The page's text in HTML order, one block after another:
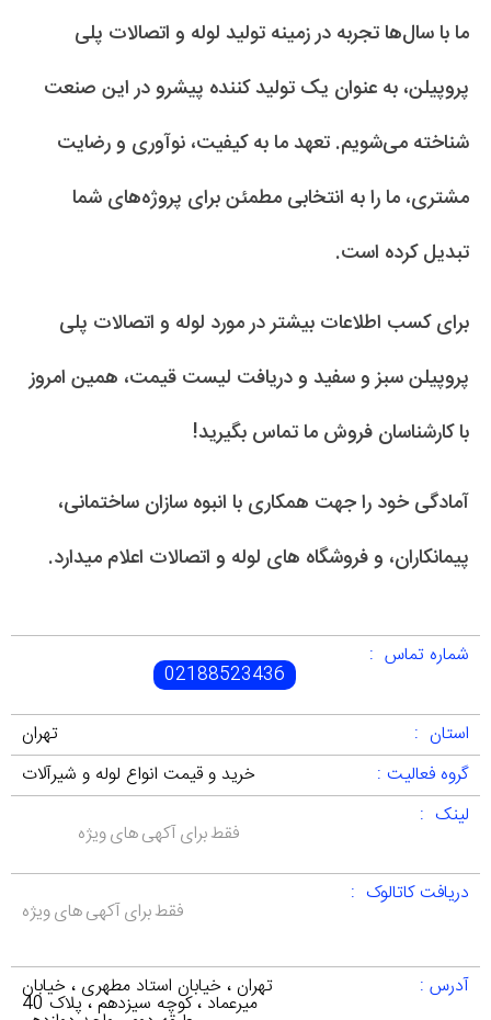
ما با سال‌ها تجربه در زمینه تولید لوله و اتصالات پلی
پروپیلن، به عنوان یک تولید کننده پیشرو در این صنعت
شناخته می‌شویم. تعهد ما به کیفیت، نوآوری و رضایت
مشتری، ما را به انتخابی مطمئن برای پروژه‌های شما
تبدیل کرده است.
برای کسب اطلاعات بیشتر در مورد لوله و اتصالات پلی
پروپیلن سبز و سفید و دریافت لیست قیمت، همین امروز
با کارشناسان فروش ما تماس بگیرید!
آمادگی خود را جهت همکاری با انبوه سازان ساختمانی،
پیمانکاران، و فروشگاه های لوله و اتصالات اعلام میدارد.
شماره تماس :
02188523436
استان :
تهران
گروه فعالیت :
خرید و قیمت انواع لوله و شیرآلات
لینک :
فقط برای آکهی های ویژه
دریافت کاتالوک :
فقط برای آکهی های ویژه
آدرس : تهران ، خیابان استاد مطهری ، خیابان
میرعماد ، کوچه سیزدهم ، پلاک 40